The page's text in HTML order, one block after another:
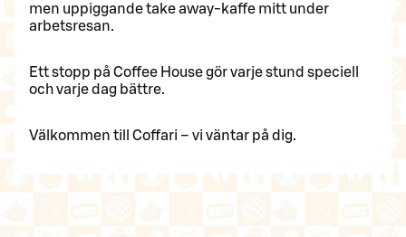
men uppiggande take away-kaffe mitt under
arbetsresan.
Ett stopp på Coffee House gör varje stund speciell
och varje dag bättre.
Välkommen till Coffari – vi väntar på dig.